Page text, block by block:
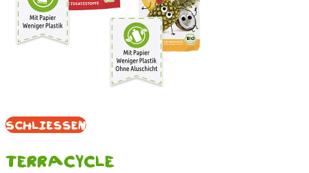
Schliessen
Terracycle